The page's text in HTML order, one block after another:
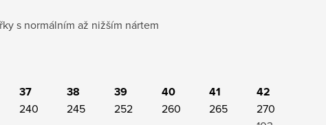
s normálním až nižším nártem
37 38 39 40 41
42
240 245 252 260 265 270